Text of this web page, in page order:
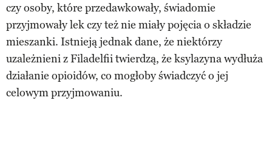
czy osoby, które przedawkowały, świadomie
przyjmowały lek czy też nie miały pojęcia o składzie
mieszanki. Istnieją jednak dane, że niektórzy
uzależnieni z Filadelfii twierdzą, że ksylazyna wydłuża
działanie opioidów, co mogłoby świadczyć o jej
celowym przyjmowaniu.